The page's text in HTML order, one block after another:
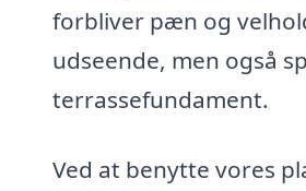
forbliver pæn og
udseende, men også
terrassefundament.
Ved at benytte vores